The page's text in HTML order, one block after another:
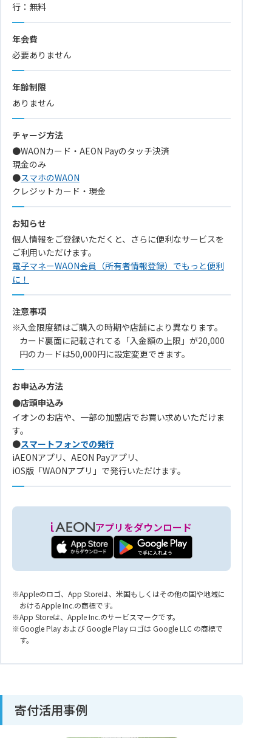
行：無料
年会費
必要ありません
年齢制限
ありません
チャージ方法
●WAONカード・AEON Payのタッチ決済
現金のみ
●スマホのWAON
クレジットカード・現金
お知らせ
個人情報をご登録いただくと、さらに便利なサービスを
ご利用いただけます。
電子マネーWAON会員（所有者情報登録）でもっと便利
に！
注意事項
入金限度額はご購入の時期や店舗により異なります。
カード裏面に記載されてる「入金額の上限」が20,000
円のカードは50,000円に設定変更できます。
お申込み方法
●店頭申込み
イオンのお店や、一部の加盟店でお買い求めいただけま
す。
●スマートフォンでの発行
iAEONアプリ、AEON Payアプリ、
iOS版「WAONアプリ」で発行いただけます。
アプリをダウンロード
Appleのロゴ、App Storeは、米国もしくはその他の国や地域に
おけるApple Inc.の商標です。
App Storeは、Apple Inc.のサービスマークです。
Google Play および Google Play ロゴは Google LLC の商標で
す。
寄付活用事例